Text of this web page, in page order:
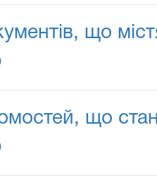
що
що